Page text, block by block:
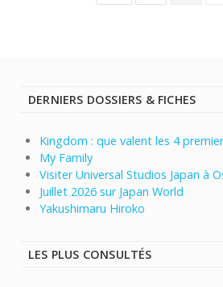
DERNIERS DOSSIERS & FICHES
Kingdom : que valent les 4
My Family
Visiter Universal Studios Japan à
Juillet 2026 sur Japan World
Yakushimaru Hiroko
LES PLUS CONSULTÉS